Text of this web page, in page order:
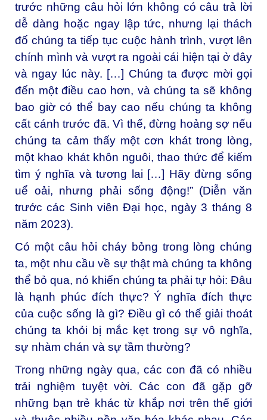
trước những câu hỏi lớn không có câu trả lời
dễ dàng hoặc ngay lập tức, nhưng lại thách
đố chúng ta tiếp tục cuộc hành trình, vượt lên
chính mình và vượt ra ngoài cái hiện tại ở đây
và ngay lúc này. […] Chúng ta được mời gọi
đến một điều cao hơn, và chúng ta sẽ không
bao giờ có thể bay cao nếu chúng ta không
cất cánh trước đã. Vì thế, đừng hoảng sợ nếu
chúng ta cảm thấy một cơn khát trong lòng,
một khao khát khôn nguôi, thao thức để kiếm
tìm ý nghĩa và tương lai […] Hãy đừng sống
uể oải, nhưng phải sống động!” (Diễn văn
trước các Sinh viên Đại học, ngày 3 tháng 8
năm 2023).
Có một câu hỏi cháy bỏng trong lòng chúng
ta, một nhu cầu về sự thật mà chúng ta không
thể bỏ qua, nó khiến chúng ta phải tự hỏi: Đâu
là hạnh phúc đích thực? Ý nghĩa đích thực
của cuộc sống là gì? Điều gì có thể giải thoát
chúng ta khỏi bị mắc kẹt trong sự vô nghĩa,
sự nhàm chán và sự tầm thường?
Trong những ngày qua, các con đã có nhiều
trải nghiệm tuyệt vời. Các con đã gặp gỡ
những bạn trẻ khác từ khắp nơi trên thế giới